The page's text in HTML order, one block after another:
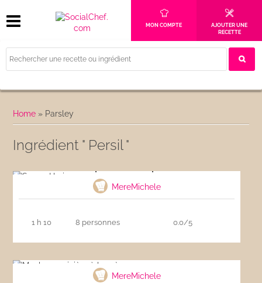
MON COMPTE
AJOUTER UNE
RECETTE
Home » Parsley
Ingrédient " Persil "
MereMichele
1 h 10 8 personnes 0.0/5
MereMichele